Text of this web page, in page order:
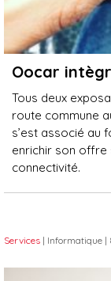
Oocar
Tous deux
route commune
s’est associé au
enrichir son
connectivité.
Services | Informatique |